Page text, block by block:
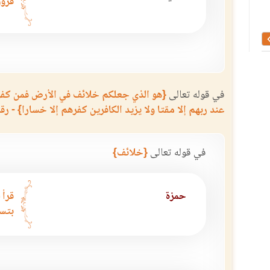
في قوله تعالى{هو الذي جعلكم خلائف في الأرض فمن كفر
عند ربهم إلا مقتا ولا يزيد الكافرين كفرهم إلا خسارا} - رقم
في قوله تعالى{خلائف}
حمزة
تفسير الوجيز علي بن